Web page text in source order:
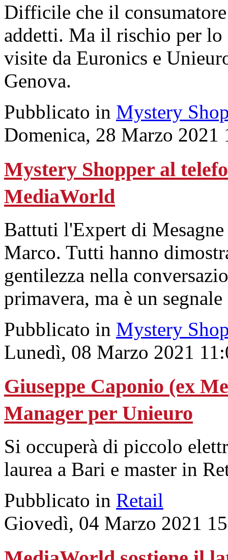
Difficile che il
addetti. Ma il rischio per
visite da Euronics e
Genova.
Pubblicato in Mystery
Domenica, 28 Marzo 2021
Mystery Shopper al
MediaWorld
Battuti l'Expert di
Marco. Tutti hanno
gentilezza nella
primavera, ma è un
Pubblicato in Mystery
Lunedì, 08 Marzo 2021
Giuseppe Caponio (ex
Manager per Unieuro
Si occuperà di piccolo
laurea a Bari e master in
Pubblicato in Retail
Giovedì, 04 Marzo 2021